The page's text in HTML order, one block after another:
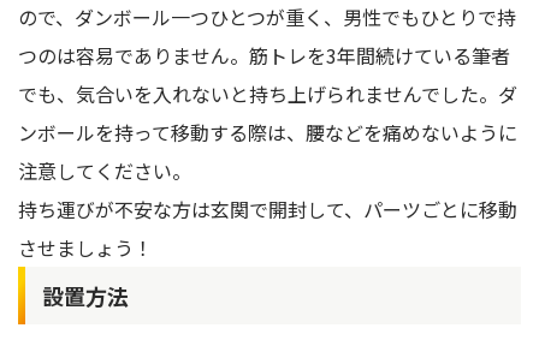
ので、ダンボール一つひとつが重く、男性でもひとりで持
つのは容易でありません。筋トレを3年間続けている筆者
でも、気合いを入れないと持ち上げられませんでした。ダ
ンボールを持って移動する際は、腰などを痛めないように
注意してください。
持ち運びが不安な方は玄関で開封して、パーツごとに移動
させましょう！
設置方法